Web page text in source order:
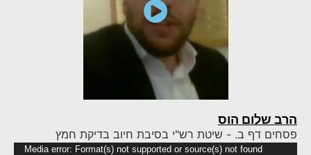
הרב שלום הוס
פסחים דף ב. - שיטת רש"י בסיבת חיוב בדיקת חמץ
Media error: Format(s) not supported or source(s) not found